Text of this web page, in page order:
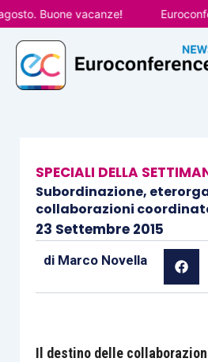
Vai
al
contenuto
Buone vacanze!
SPECIALI DELLA
Subordinazione,
collaborazioni
23 Settembre 2015
di Marco Novella
Il destino delle